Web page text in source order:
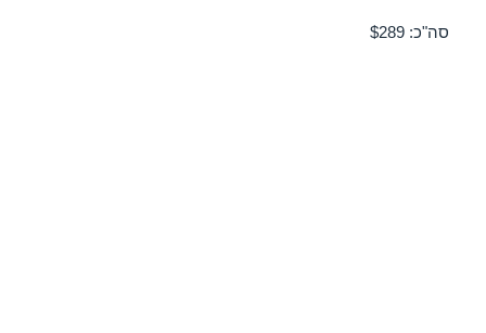
סה"כ: $289